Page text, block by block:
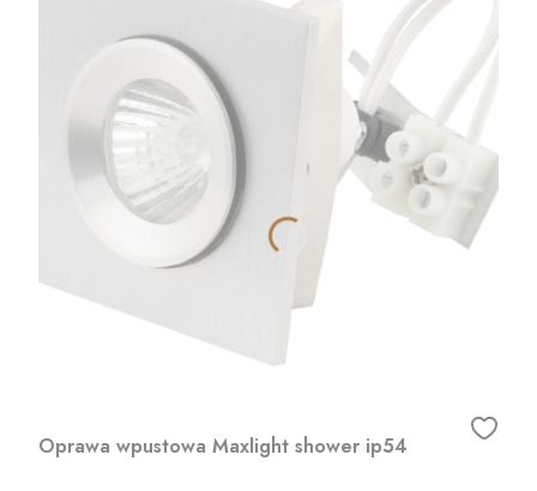
Oprawa wpustowa Maxlight shower ip54